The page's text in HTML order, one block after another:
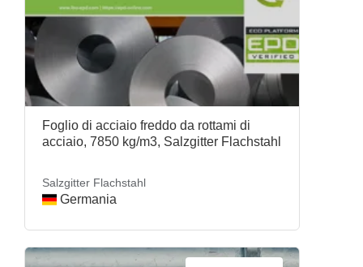
Foglio di acciaio freddo da rottami di
acciaio, 7850 kg/m3, Salzgitter Flachstahl
Salzgitter Flachstahl
Germania